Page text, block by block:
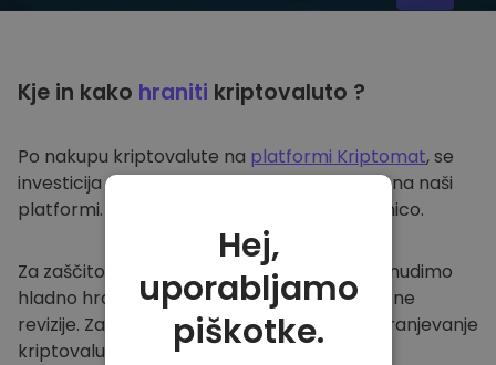
Kje in kako hraniti kriptovaluto ?
Po nakupu kriptovalute na platformi Kriptomat, se
investicija prenese v vašo varno denarnico na naši
platformi. Vsak uporabnik ima svojo denarnico.
Za zaščito naših strank in njihovih sredstev nudimo
hladno hrambo ter redno izvajamo varnostne
revizije. Zato je naša platforma varna za shranjevanje
kriptovalute in ostalih kripto naložb.
Hej,
uporabljamo
piškotke.